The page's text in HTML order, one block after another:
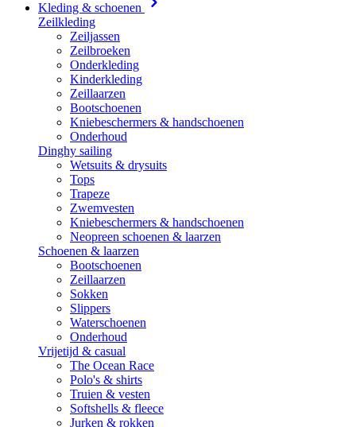
Kleding & schoenen
Zeilkleding
Zeiljassen
Zeilbroeken
Onderkleding
Kinderkleding
Zeillaarzen
Bootschoenen
Kniebeschermers & handschoenen
Onderhoud
Dinghy sailing
Wetsuits & drysuits
Tops
Trapeze
Zwemvesten
Kniebeschermers & handschoenen
Neopreen schoenen & laarzen
Schoenen & laarzen
Bootschoenen
Zeillaarzen
Sokken
Slippers
Waterschoenen
Onderhoud
Vrijetijd & casual
The Ocean Race
Polo's & shirts
Truien & vesten
Softshells & fleece
Jurken & rokken